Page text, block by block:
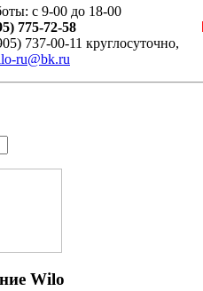
с 9-00 до 18-00
775-72-58
737-00-11 круглосуточно,
ru@bk.ru
Wilo